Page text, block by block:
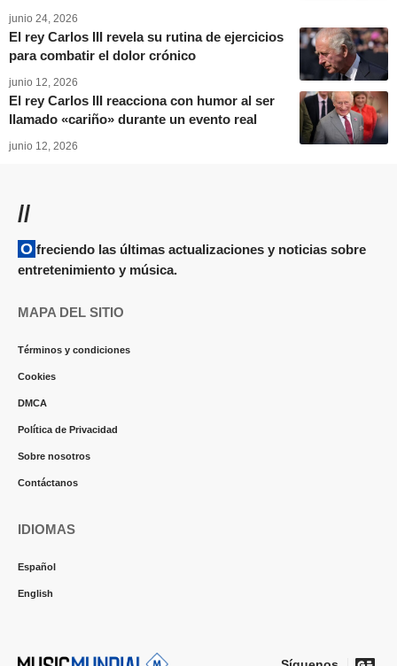
junio 24, 2026
El rey Carlos III revela su rutina de ejercicios
para combatir el dolor crónico
junio 12, 2026
El rey Carlos III reacciona con humor al ser
llamado «cariño» durante un evento real
junio 12, 2026
//
Ofreciendo las últimas actualizaciones y noticias sobre
entretenimiento y música.
MAPA DEL SITIO
Términos y condiciones
Cookies
DMCA
Política de Privacidad
Sobre nosotros
Contáctanos
IDIOMAS
Español
English